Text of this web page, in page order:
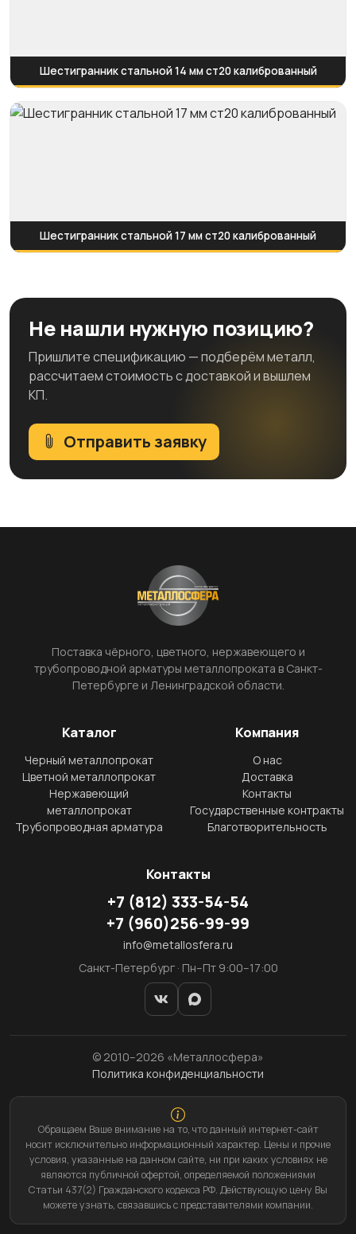
Шестигранник стальной 14 мм ст20 калиброванный
Шестигранник стальной 17 мм ст20 калиброванный
Не нашли нужную позицию?
Пришлите спецификацию — подберём металл,
рассчитаем стоимость с доставкой и вышлем
КП.
Отправить заявку
Поставка чёрного, цветного, нержавеющего и
трубопроводной арматуры металлопроката в Санкт-
Петербурге и Ленинградской области.
Каталог
Черный металлопрокат
Цветной металлопрокат
Нержавеющий
металлопрокат
Трубопроводная арматура
Компания
О нас
Доставка
Контакты
Государственные контракты
Благотворительность
Контакты
+7 (812) 333-54-54
+7 (960)256-99-99
info@metallosfera.ru
Санкт-Петербург · Пн–Пт 9:00–17:00
© 2010–2026 «Металлосфера»
Политика конфиденциальности
Обращаем Ваше внимание на то, что данный интернет-сайт
носит исключительно информационный характер. Цены и прочие
условия, указанные на данном сайте, ни при каких условиях не
являются публичной офертой, определяемой положениями
Статьи 437(2) Гражданского кодекса РФ. Действующую цену Вы
можете узнать, связавшись с представителями компании.